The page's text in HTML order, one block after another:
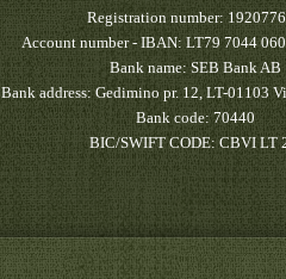
Registration number:
Account number - IBAN: LT79 7044
Bank name: SEB Bank AB
Bank address: Gedimino pr. 12, LT-01103
Bank code: 70440
BIC/SWIFT CODE: CBVI LT